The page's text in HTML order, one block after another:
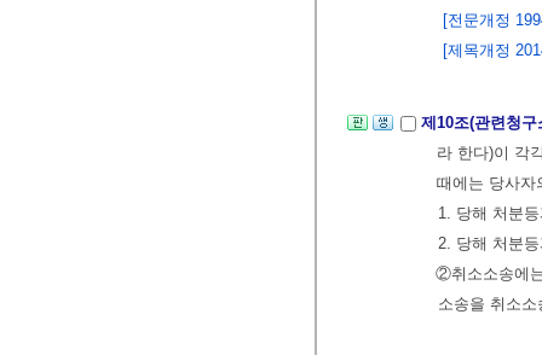
[전문개정
[제목개정
제10조(관련청
라 한다)이 각
때에는 당사자
1. 당해 처분
2. 당해 처분
②취소소송에
소송을 취소